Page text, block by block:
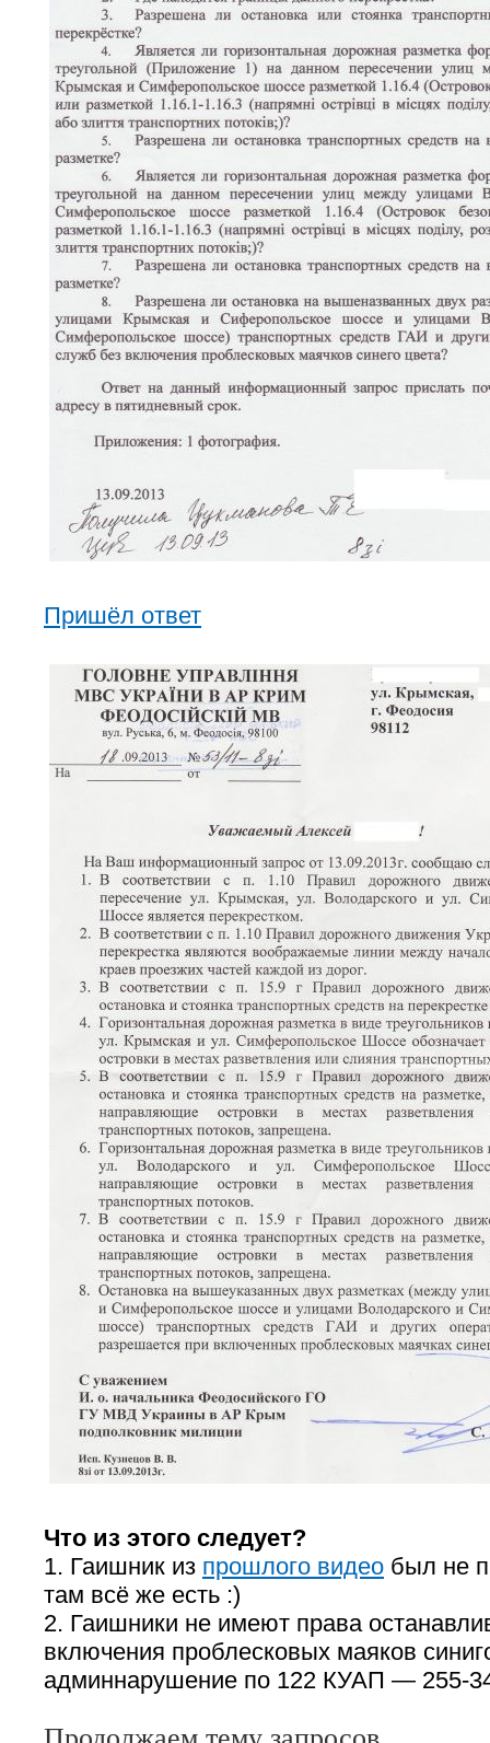
Пришёл ответ
Что из этого следует?
1. Гаишник из прошлого видео был не
там всё же есть :)
2. Гаишники не имеют права
включения проблесковых маяков
админнарушение по 122 КУАП — 255-